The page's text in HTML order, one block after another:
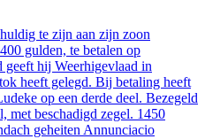
te zijn aan zijn zoon
gulden, te betalen op
hij Weerhigevlaad in
heeft gelegd. Bij betaling heeft
op een derde deel. Bezegeld
met beschadigd zegel. 1450
geheiten Annunciacio